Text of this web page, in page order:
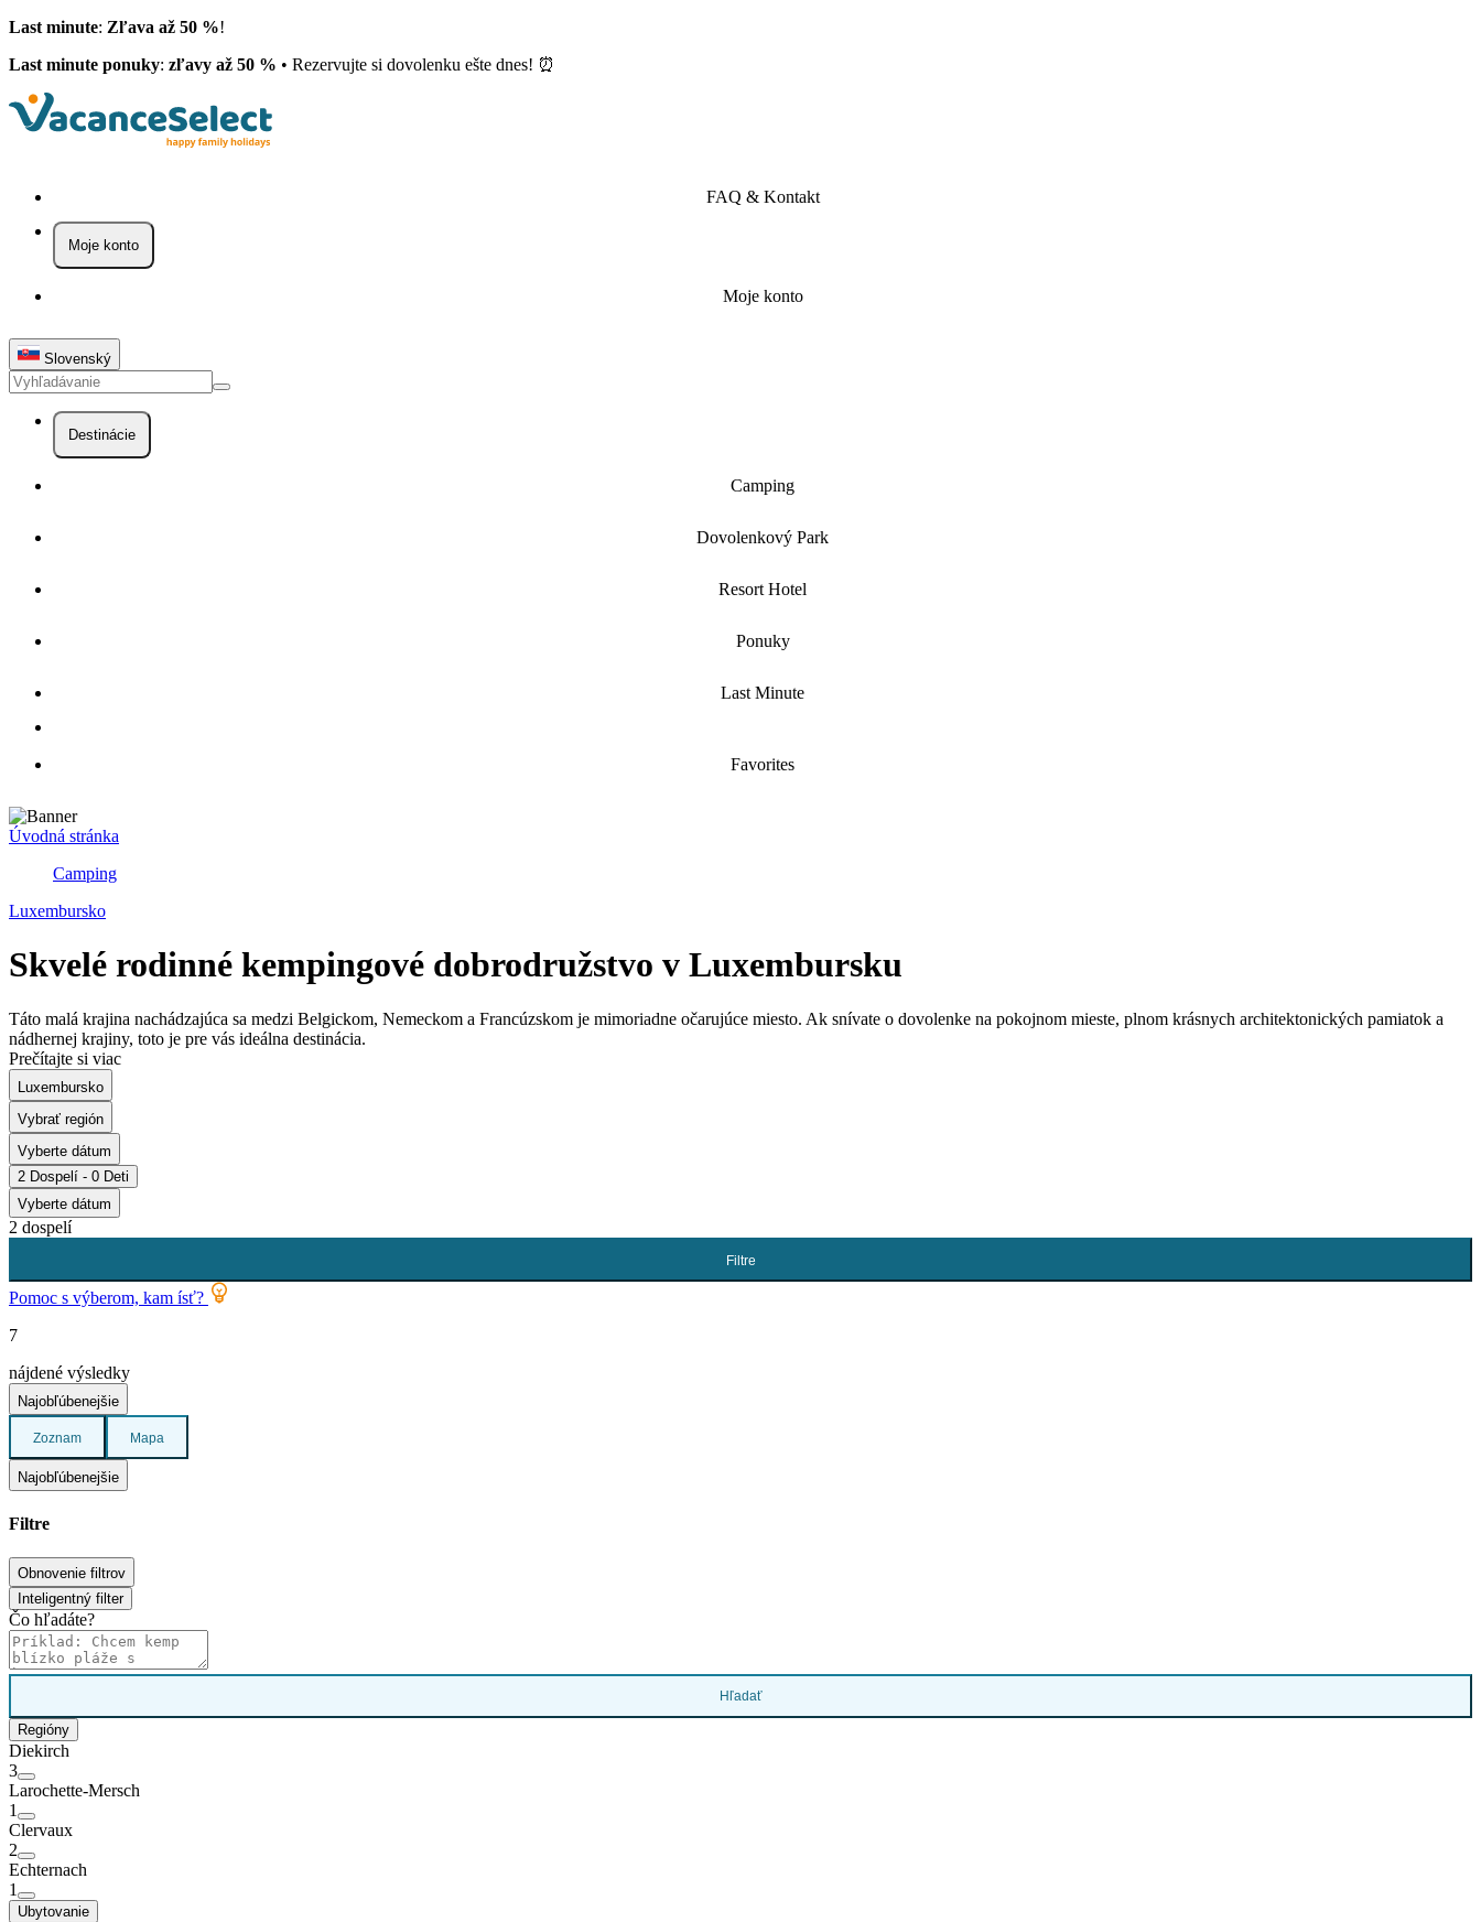
Last minute: Zľava až 50 %!
Last minute ponuky: zľavy až 50 % • Rezervujte si dovolenku ešte dnes! ⏰
FAQ & Kontakt
Moje konto
Moje konto
Slovenský
Destinácie
Camping
Dovolenkový Park
Resort Hotel
Ponuky
Last Minute
Favorites
Úvodná stránka
Camping
Luxembursko
Skvelé rodinné kempingové dobrodružstvo v Luxembursku
Táto malá krajina nachádzajúca sa medzi Belgickom, Nemeckom a Francúzskom je mimoriadne očarujúce miesto. Ak snívate o dovolenke na pokojnom mieste, plnom krásnych architektonických pamiatok a
nádhernej krajiny, toto je pre vás ideálna destinácia.
Prečítajte si viac
Luxembursko
Vybrať región
Vyberte dátum
2 Dospelí - 0 Deti
Vyberte dátum
2 dospelí
Filtre
Pomoc s výberom, kam ísť?
7
nájdené výsledky
Najobľúbenejšie
Zoznam Mapa
Najobľúbenejšie
Filtre
Obnovenie filtrov
Inteligentný filter
Čo hľadáte?
Hľadať
Regióny
Diekirch
3
Larochette-Mersch
1
Clervaux
2
Echternach
1
Ubytovanie